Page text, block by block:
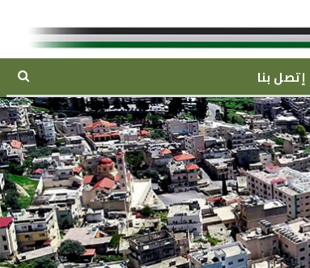
إتصل بنا